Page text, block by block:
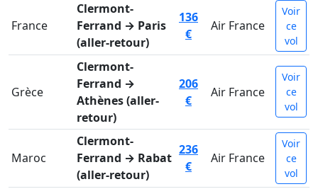
France
Clermont-
Ferrand → Paris
(aller-retour)
136
€
Air France
Voir
ce
vol
Grèce
Clermont-
Ferrand →
Athènes (aller-
retour)
206
€
Air France
Voir
ce
vol
Maroc
Clermont-
Ferrand → Rabat
(aller-retour)
236
€
Air France
Voir
ce
vol